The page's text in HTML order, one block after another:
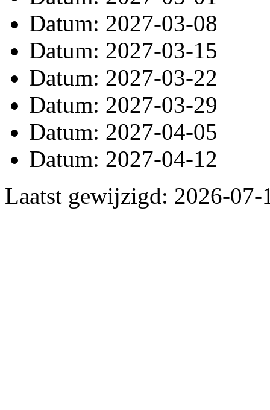
Datum: 2027-03-08
Datum: 2027-03-15
Datum: 2027-03-22
Datum: 2027-03-29
Datum: 2027-04-05
Datum: 2027-04-12
Laatst gewijzigd: 2026-